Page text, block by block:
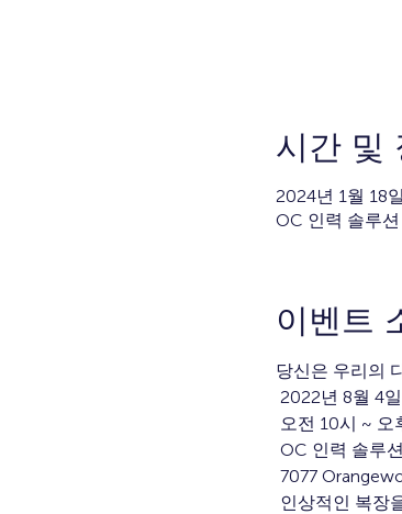
시간 및
2024년 1월 18
OC 인력 솔루
이벤트
당신은 우리의
2022년 8월 4
오전 10시 ~ 오
OC 인력 솔루
7077
인상적인 복장